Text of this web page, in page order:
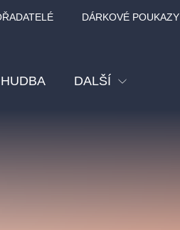
DÁRKOVÉ POUKAZY
HUDBA DALŠÍ